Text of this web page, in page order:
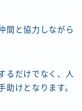
間と協力しながら
るだけでなく、人
助けとなります。